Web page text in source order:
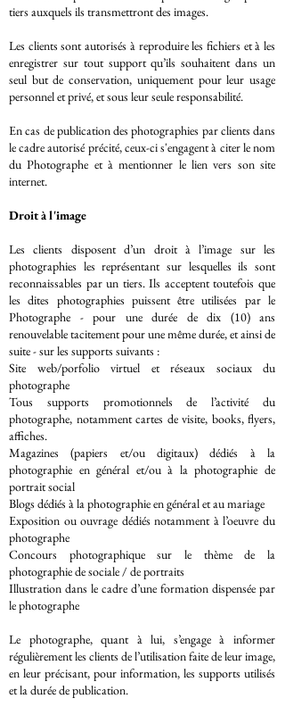
tiers auxquels ils transmettront des images.
Les clients sont autorisés à reproduire les fichiers et à les
enregistrer sur tout support qu’ils souhaitent dans un
seul but de conservation, uniquement pour leur usage
personnel et privé, et sous leur seule responsabilité.
En cas de publication des photographies par clients dans
le cadre autorisé précité, ceux-ci s'engagent à citer le nom
du Photographe et à mentionner le lien vers son site
internet.
Droit à l'image
Les clients disposent d’un droit à l’image sur les
photographies les représentant sur lesquelles ils sont
reconnaissables par un tiers. Ils acceptent toutefois que
les dites photographies puissent être utilisées par le
Photographe - pour une durée de dix (10) ans
renouvelable tacitement pour une même durée, et ainsi de
suite - sur les supports suivants :
Site web/porfolio virtuel et réseaux sociaux du
photographe
Tous supports promotionnels de l’activité du
photographe, notamment cartes de visite, books, flyers,
affiches.
Magazines (papiers et/ou digitaux) dédiés à la
photographie en général et/ou à la photographie de
portrait social
Blogs dédiés à la photographie en général et au mariage
Exposition ou ouvrage dédiés notamment à l’oeuvre du
photographe
Concours photographique sur le thème de la
photographie de sociale / de portraits
Illustration dans le cadre d’une formation dispensée par
le photographe
Le photographe, quant à lui, s’engage à informer
régulièrement les clients de l’utilisation faite de leur image,
en leur précisant, pour information, les supports utilisés
et la durée de publication.